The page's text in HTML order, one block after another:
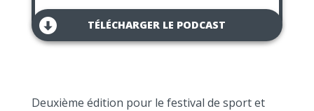
TÉLÉCHARGER LE PODCAST
Deuxième édition pour le festival de sport et